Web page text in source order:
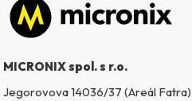
Zápätie
MICRONIX spol. s r.o.
Jegorovova 14036/37 (Areál Fatra)